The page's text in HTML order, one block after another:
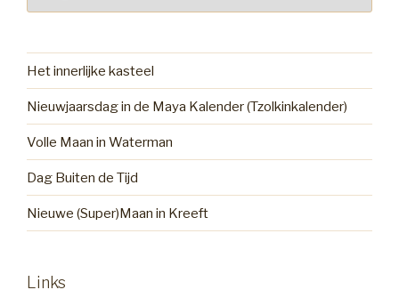
Het innerlijke kasteel
Nieuwjaarsdag in de Maya Kalender (Tzolkinkalender)
Volle Maan in Waterman
Dag Buiten de Tijd
Nieuwe (Super)Maan in Kreeft
Links